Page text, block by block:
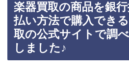
楽器買取の商品を銀
払い方法で購入でき
取の公式サイトで調
しました♪